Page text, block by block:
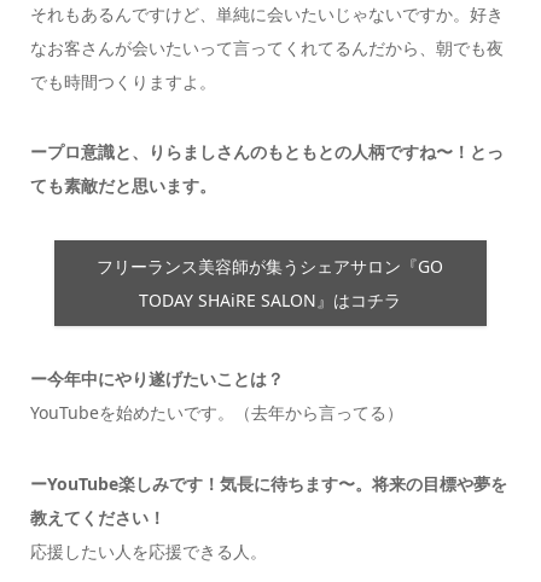
それもあるんですけど、単純に会いたいじゃないですか。好き
なお客さんが会いたいって言ってくれてるんだから、朝でも夜
でも時間つくりますよ。
ープロ意識と、りらましさんのもともとの人柄ですね〜！とっ
ても素敵だと思います。
フリーランス美容師が集うシェアサロン『GO
TODAY SHAiRE SALON』はコチラ
ー今年中にやり遂げたいことは？
YouTubeを始めたいです。（去年から言ってる）
ーYouTube楽しみです！気長に待ちます〜。将来の目標や夢を
教えてください！
応援したい人を応援できる人。